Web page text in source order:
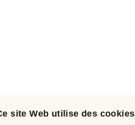
site Web utilise des cookies